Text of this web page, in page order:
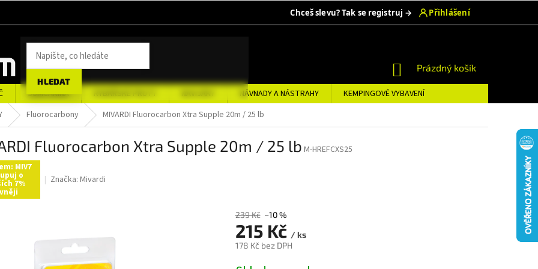
HLEDAT
NÁKUPNÍ
KOŠÍK
Prázdný košík
SUMCAŘINA RYBÁŘSKÉ PRUTY NAVIJÁKY NÁVNADY A NÁSTRAHY
KEMPINGOVÉ VYBAVENÍ
Fluorocarbony MIVARDI Fluorocarbon Xtra Supple 20m / 25 lb
Fluorocarbon Xtra Supple 20m / 25 lb M-HREFCXS25
MIV7
o
7% Značka: Mivardi
239 Kč –10 %
215 Kč / ks
178 Kč bez DPH